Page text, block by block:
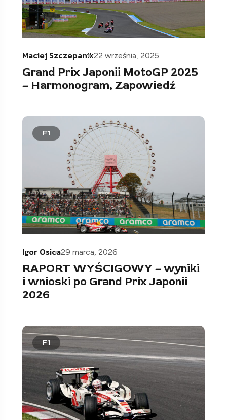
Maciej Szczepanik22 września, 2025
Grand Prix Japonii MotoGP 2025
– Harmonogram, Zapowiedź
F1
Igor Osica29 marca, 2026
RAPORT WYŚCIGOWY – wyniki
i wnioski po Grand Prix Japonii
2026
F1